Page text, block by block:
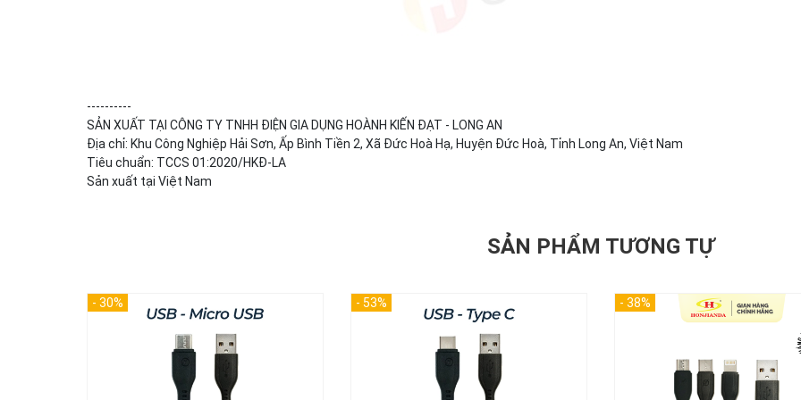
----------
SẢN XUẤT TẠI CÔNG TY TNHH ĐIỆN GIA DỤNG HOÀNH KIẾN ĐẠT - LONG AN
Địa chỉ: Khu Công Nghiệp Hải Sơn, Ấp Bình Tiền 2, Xã Đức Hoà Hạ, Huyện Đức Hoà, Tỉnh Long An, Việt Nam
Tiêu chuẩn: TCCS 01:2020/HKĐ-LA
Sản xuất tại Việt Nam
SẢN PHẨM TƯƠNG TỰ